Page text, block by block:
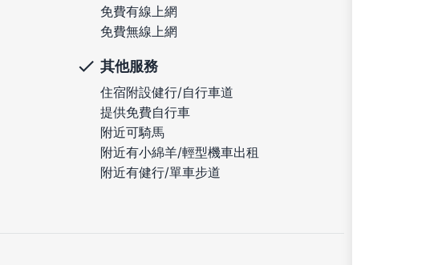
免費有線上網
免費無線上網
其他服務
住宿附設健行/自行車道
提供免費自行車
附近可騎馬
附近有小綿羊/輕型機車出租
附近有健行/單車步道